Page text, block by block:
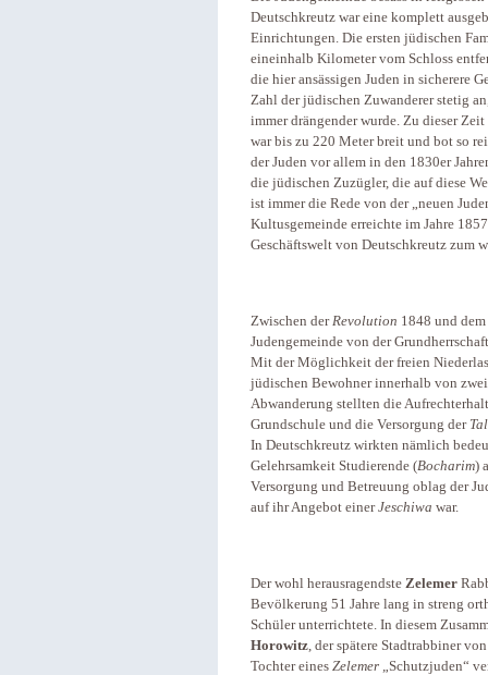
Deutschkreutz war eine komplett
Einrichtungen. Die ersten jüdischen
eineinhalb Kilometer vom Schloss
die hier ansässigen Juden in sicherere
Zahl der jüdischen Zuwanderer stetig
immer drängender wurde. Zu dieser
war bis zu 220 Meter breit und bot so
der Juden vor allem in den 1830er
die jüdischen Zuzügler, die auf diese
ist immer die Rede von der „neuen
Kultusgemeinde erreichte im Jahre
Geschäftswelt von Deutschkreutz zum
Zwischen derRevolution 1848 und dem
Judengemeinde von der
Mit der Möglichkeit der freien
jüdischen Bewohner innerhalb von
Abwanderung stellten die
Grundschule und die Versorgung der
In Deutschkreutz wirkten nämlich
Gelehrsamkeit Studierende (Bocharim)
Versorgung und Betreuung oblag der
auf ihr Angebot einerJeschiwa war.
Der wohl herausragendste Zelemer
Bevölkerung 51 Jahre lang in streng
Schüler unterrichtete. In diesem
Horowitz, der spätere Stadtrabbiner
Tochter eines Zelemer „Schutzjuden“